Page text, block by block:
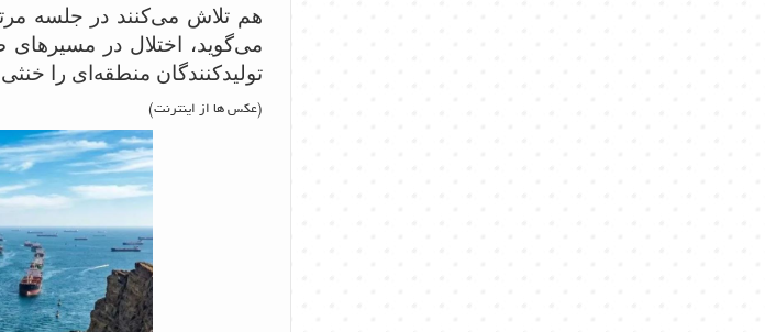
هم تلاش می‌کنند در جلسه
می‌گوید، اختلال در مسیرهای
تولیدکنندگان منطقه‌ای را
(عکس ها از اینترنت)